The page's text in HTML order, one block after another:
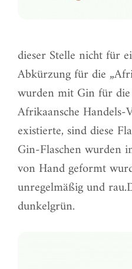
dieser Stelle nicht für
Abkürzung für die
wurden mit Gin für die
Afrikaansche
existierte, sind diese
Gin-Flaschen wurden
von Hand geformt
unregelmäßig und
dunkelgrün.